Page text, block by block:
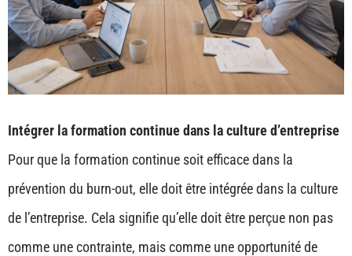
Intégrer la formation continue dans la culture d’entreprise
Pour que la formation continue soit efficace dans la
prévention du burn-out, elle doit être intégrée dans la culture
de l’entreprise. Cela signifie qu’elle doit être perçue non pas
comme une contrainte, mais comme une opportunité de